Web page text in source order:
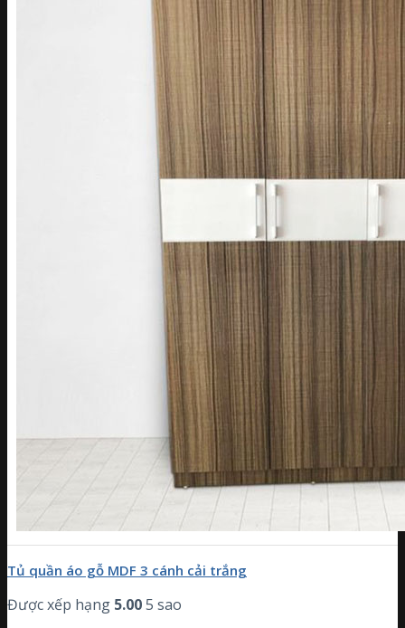
Tủ quần áo gỗ MDF 3 cánh cải trắng
Được xếp hạng 5.005 sao